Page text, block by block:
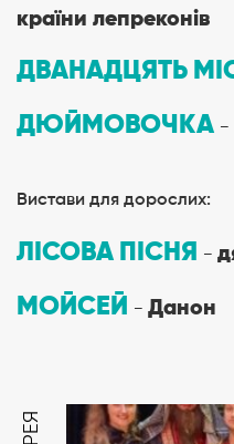
країни лепреконів
ДВАНАДЦЯТЬ
ДЮЙМОВОЧКА −
Вистави для дорослих:
ЛІСОВА ПІСНЯ −
МОЙСЕЙ − Данон